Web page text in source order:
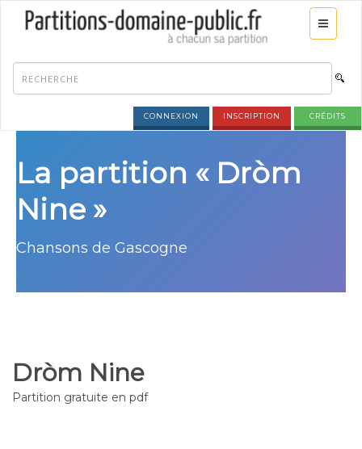
CONNEXION INSCRIPTION CRÉDITS
La partition « Dròm
Nine »
Chansons de Gascogne
Dròm Nine
Partition gratuite en pdf